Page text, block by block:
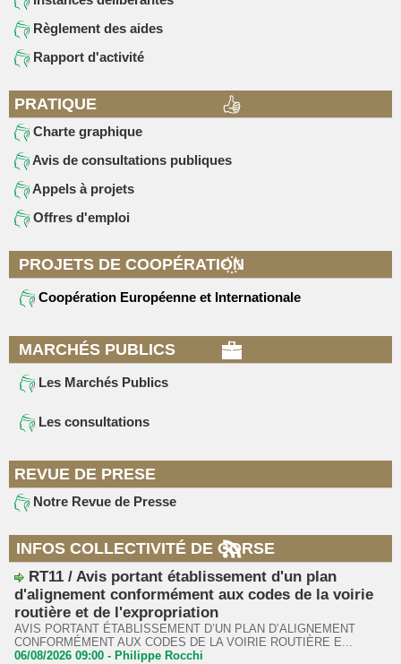
Règlement des aides
Rapport d'activité
PRATIQUE
Charte graphique
Avis de consultations publiques
Appels à projets
Offres d'emploi
PROJETS DE COOPÉRATION
Coopération Européenne et Internationale
MARCHÉS PUBLICS
Les Marchés Publics
Les consultations
REVUE DE PRESE
Notre Revue de Presse
INFOS COLLECTIVITÉ DE CORSE
RT11 / Avis portant établissement d'un plan
d'alignement conformément aux codes de la voirie
routière et de l'expropriation
AVIS PORTANT ÉTABLISSEMENT D’UN PLAN D’ALIGNEMENT
CONFORMÉMENT AUX CODES DE LA VOIRIE ROUTIÈRE E...
06/08/2026 09:00 - Philippe Rocchi